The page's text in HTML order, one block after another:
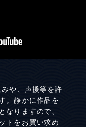
や、声援等を許
。静かに作品を
なりますので、
トをお買い求め